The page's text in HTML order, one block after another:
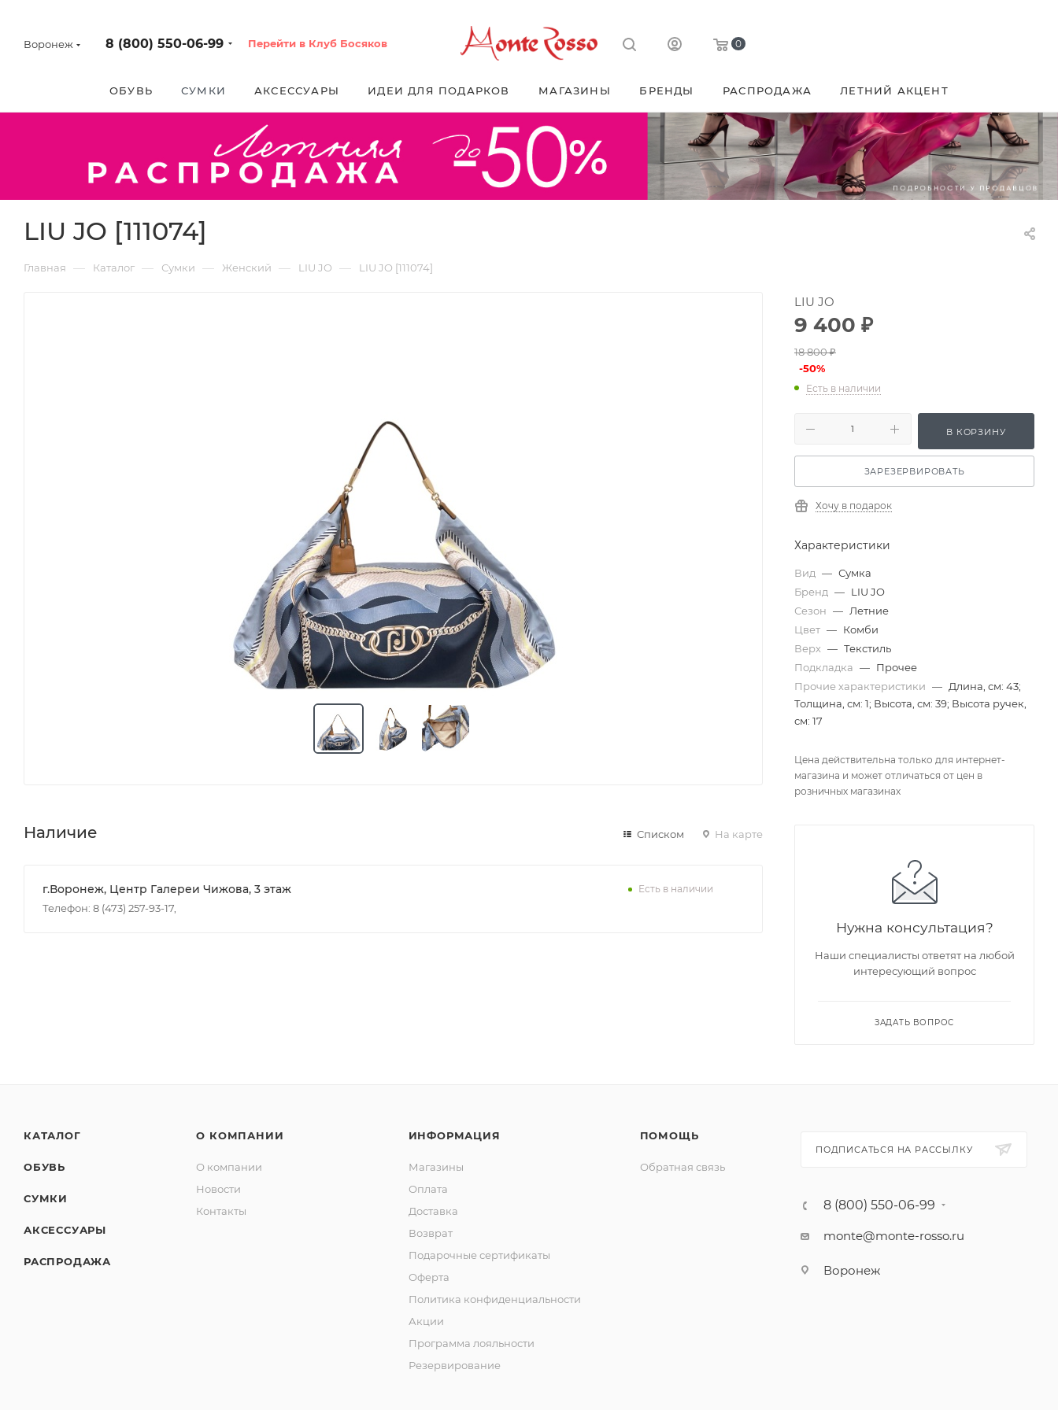
Воронеж 8 (800) 550-06-99 Перейти в Клуб Босяков 0
ОБУВЬ СУМКИ АКСЕССУАРЫ ИДЕИ ДЛЯ ПОДАРКОВ МАГАЗИНЫ БРЕНДЫ РАСПРОДАЖА ЛЕТНИЙ АКЦЕНТ
LIU JO [111074]
Главная — Каталог — Сумки — Женский — LIU JO — LIU JO [111074]
Наличие Списком На карте
г.Воронеж, Центр Галереи Чижова, 3 этаж
Телефон: 8 (473) 257-93-17,
Есть в наличии
LIU JO
9 400 ₽
18 800₽
-50%
Есть в наличии
В КОРЗИНУ
ЗАРЕЗЕРВИРОВАТЬ
Хочу в подарок
Характеристики
Вид — Сумка
Бренд — LIU JO
Сезон — Летние
Цвет — Комби
Верх — Текстиль
Подкладка — Прочее
Прочие характеристики — Длина, см: 43;
Толщина, см: 1; Высота, см: 39; Высота ручек,
см: 17
Цена действительна только для интернет-
магазина и может отличаться от цен в
розничных магазинах
Нужна консультация?
Наши специалисты ответят на любой
интересующий вопрос
ЗАДАТЬ ВОПРОС
КАТАЛОГ
ОБУВЬ
СУМКИ
АКСЕССУАРЫ
РАСПРОДАЖА
О КОМПАНИИ
О компании
Новости
Контакты
ИНФОРМАЦИЯ
Магазины
Оплата
Доставка
Возврат
Подарочные сертификаты
Оферта
Политика конфиденциальности
Акции
Программа лояльности
Резервирование
ПОМОЩЬ
Обратная связь
ПОДПИСАТЬСЯ НА РАССЫЛКУ
8 (800) 550-06-99
monte@monte-rosso.ru
Воронеж